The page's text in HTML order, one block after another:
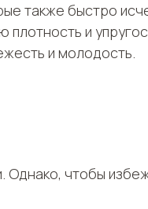
также быстро
и
и молодость.
чтобы